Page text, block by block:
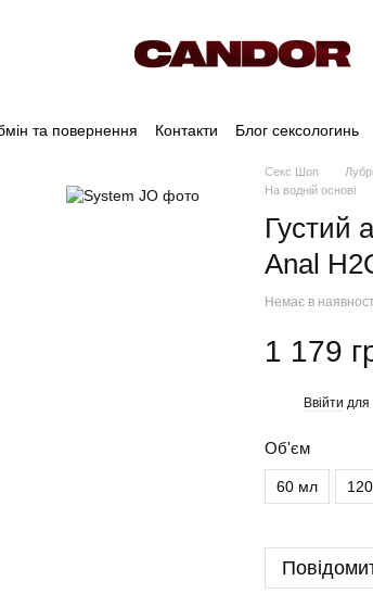
та повернення Контакти Блог сексологинь
Секс Шоп
На водній основі
Густий
Anal
Немає в
1 179
Ввійти для
Об'єм
60 мл